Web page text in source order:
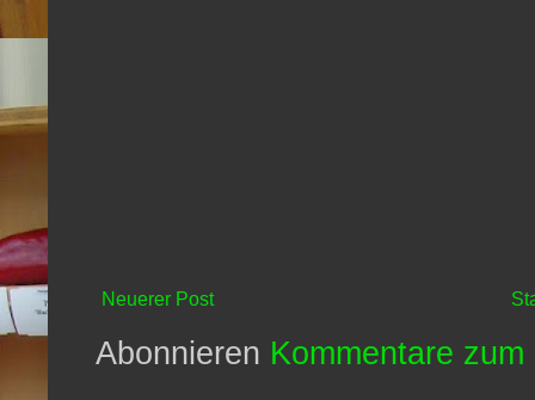
Neuerer Post
Abonnieren Kommentare